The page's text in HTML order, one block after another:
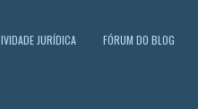
JURÍDICA FÓRUM DO BLOG